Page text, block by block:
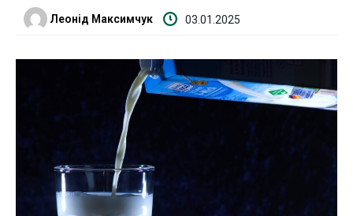
Криптовалюта
Робота і освіта
Публікації
ФОП
Леонід Максимчук 03.01.2025